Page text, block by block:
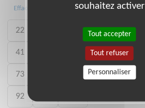
Effacer 06 13 15
22 29 33
41 50 54
73 78 80
92
souhaitez activer
Tout accepter
Tout refuser
Personnaliser